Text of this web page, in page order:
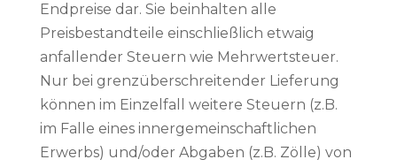
Endpreise dar. Sie beinhalten alle
Preisbestandteile einschließlich etwaig
anfallender Steuern wie Mehrwertsteuer.
Nur bei grenzüberschreitender Lieferung
können im Einzelfall weitere Steuern (z.B.
im Falle eines innergemeinschaftlichen
Erwerbs) und/oder Abgaben (z.B. Zölle) von